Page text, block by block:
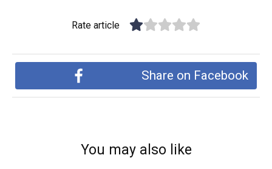
Rate article
Share on Facebook
You may also like